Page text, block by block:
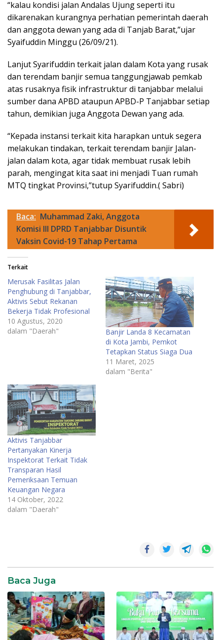
“kalau kondisi jalan Andalas Ujung seperti itu
dikarenakan kurangnya perhatian pemerintah daerah
dan anggota dewan yang ada di Tanjab Barat,”ujar
Syaifuddin Minggu (26/09/21).
Lanjut Syarifuddin terkait jalan dalam Kota yang rusak
dan terendam banjir semua tanggungjawab pemkab
atas rusaknya fisik infrastruktur di tanjabbar melalui
sumber dana APBD ataupun APBD-P Tanjabbar setiap
tahun, demikian juga Anggota Dewan yang ada.
“Kepada instansi terkait kita harapkan untuk segera
melakukan tindakan, terkait terendam banjir Jalan-
jalan dalam kota, agar tidak membuat rusak lebih
parah, mengingat kita saat ini menjadi Tuan rumah
MTQ tingkat Provinsi,”tutup Syarifuddin.( Sabri)
Baca: Muhammad Zaki, Anggota
Komisi III DPRD Tanjabbar Disuntik
Vaksin Covid-19 Tahap Pertama
Terkait
Merusak Fasilitas Jalan
Penghubung di Tanjabbar,
Aktivis Sebut Rekanan
Bekerja Tidak Profesional
10 Agustus, 2020
dalam "Daerah"
Banjir Landa 8 Kecamatan
di Kota Jambi, Pemkot
Tetapkan Status Siaga Dua
11 Maret, 2025
dalam "Berita"
Aktivis Tanjabbar
Pertanyakan Kinerja
Inspektorat Terkait Tidak
Transparan Hasil
Pemeriksaan Temuan
Keuangan Negara
14 Oktober, 2022
dalam "Daerah"
Baca Juga